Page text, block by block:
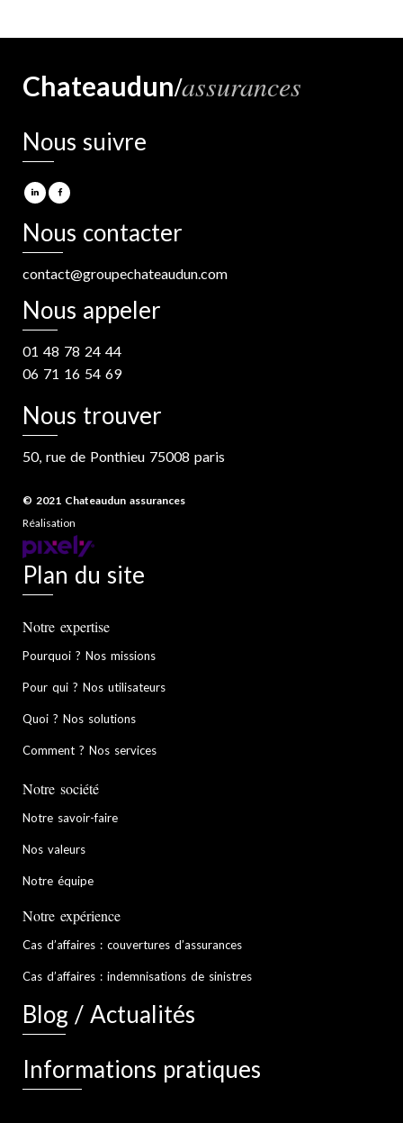
Chateaudun/assurances
Nous suivre
Nous contacter
contact@groupechateaudun.com
Nous appeler
01 48 78 24 44
06 71 16 54 69
Nous trouver
50, rue de Ponthieu 75008 paris
© 2021 Chateaudun assurances
Réalisation
Plan du site
Notre expertise
Pourquoi ? Nos missions
Pour qui ? Nos utilisateurs
Quoi ? Nos solutions
Comment ? Nos services
Notre société
Notre savoir-faire
Nos valeurs
Notre équipe
Notre expérience
Cas d’affaires : couvertures d’assurances
Cas d’affaires : indemnisations de sinistres
Blog / Actualités
Informations pratiques